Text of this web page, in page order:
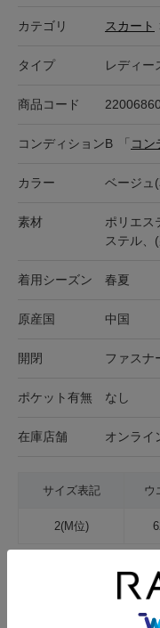
カテゴリ スカート
タイプ レディー
商品コード
コンディションB 「 コン
カラー ベージュ
素材
ポリエス
ステル、
着用シーズン 春夏
原産国 中国
開閉 ファスナ
ポケット有無 なし
在庫店舗 オンライ
サイズ表記 ウ
2(M位)